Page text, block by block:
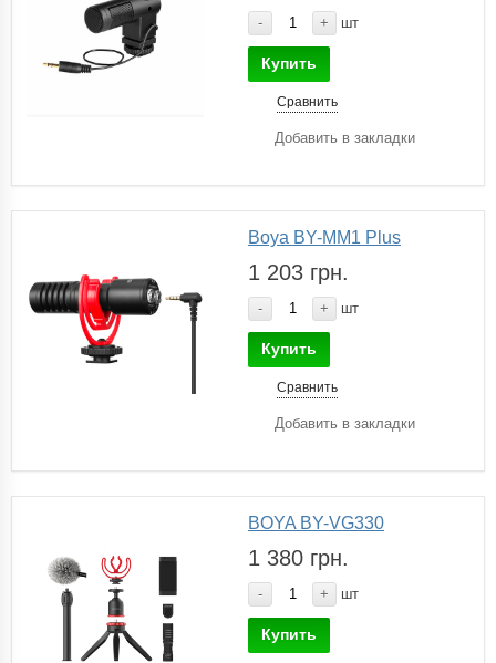
- + шт
Купить
Сравнить
Добавить в закладки
Boya BY-MM1 Plus
1 203 грн.
- + шт
Купить
Сравнить
Добавить в закладки
BOYA BY-VG330
1 380 грн.
- + шт
Купить